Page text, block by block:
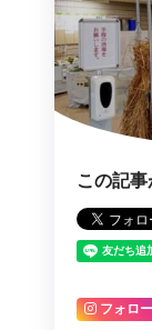
この記
フォロ